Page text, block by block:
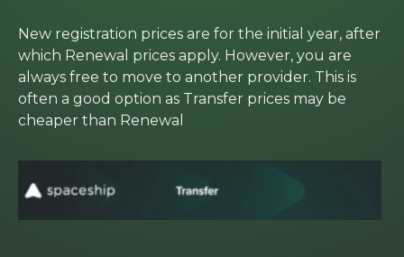
New registration prices are for the initial year, after
which Renewal prices apply. However, you are
always free to move to another provider. This is
often a good option as Transfer prices may be
cheaper than Renewal